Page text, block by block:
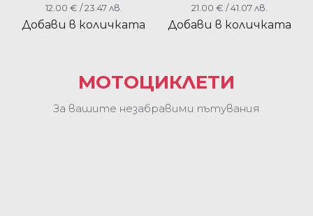
12.00 € / 23.47 лв.
Добави в количката
21.00 € / 41.07 лв.
Добави в количката
МОТОЦИКЛЕТИ
За вашите незабравими пътувания